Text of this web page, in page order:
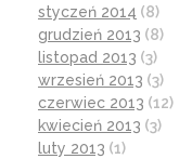
styczeń 2014 (8)
grudzień 2013 (8)
listopad 2013 (3)
wrzesień 2013 (3)
czerwiec 2013 (12)
kwiecień 2013 (3)
luty 2013 (1)